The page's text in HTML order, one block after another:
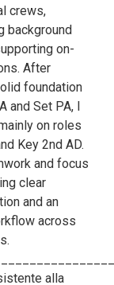
crews,
background
on-
After
foundation
and Set PA, I
on roles
Key 2nd AD.
and focus
clear
and an
across
alla